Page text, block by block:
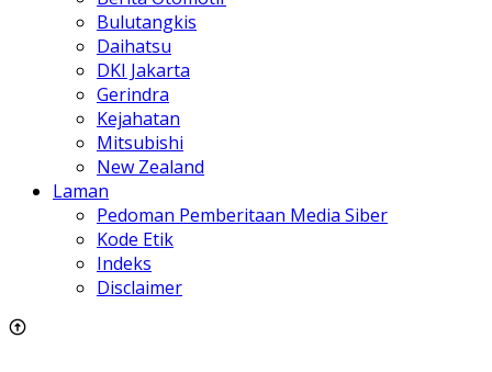
Bulutangkis
Daihatsu
DKI Jakarta
Gerindra
Kejahatan
Mitsubishi
New Zealand
Laman
Pedoman Pemberitaan Media Siber
Kode Etik
Indeks
Disclaimer